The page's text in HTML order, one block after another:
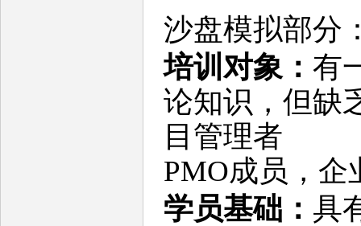
沙盘模拟部分
培训对象： 有
论知识，但缺
目管理者
PMO成员，企
学员基础： 具